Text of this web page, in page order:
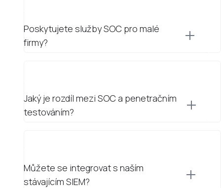
Poskytujete služby SOC pro malé
firmy?
Jaký je rozdíl mezi SOC a penetračním
testováním?
Můžete se integrovat s naším
stávajícím SIEM?